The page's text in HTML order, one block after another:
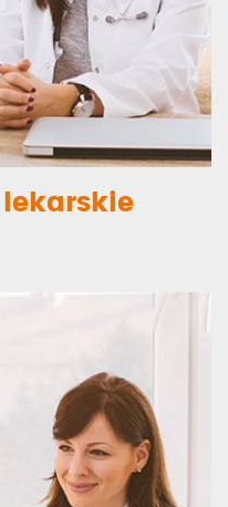
lekarskie